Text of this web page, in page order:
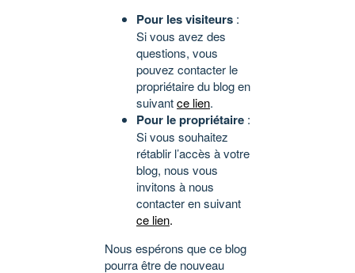
Pour les visiteurs :
Si vous avez des
questions, vous
pouvez contacter le
propriétaire du blog en
suivantce lien.
Pour le propriétaire :
Si vous souhaitez
rétablir l’accès à votre
blog, nous vous
invitons à nous
contacter en suivant
ce lien.
Nous espérons que ce blog
pourra être de nouveau